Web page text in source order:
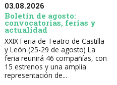
03.08.2026
Boletín de agosto:
convocatorias, ferias y
actualidad
XXIX Feria de Teatro de Castilla
y León (25-29 de agosto) La
feria reunirá 46 compañías, con
15 estrenos y una amplia
representación de...